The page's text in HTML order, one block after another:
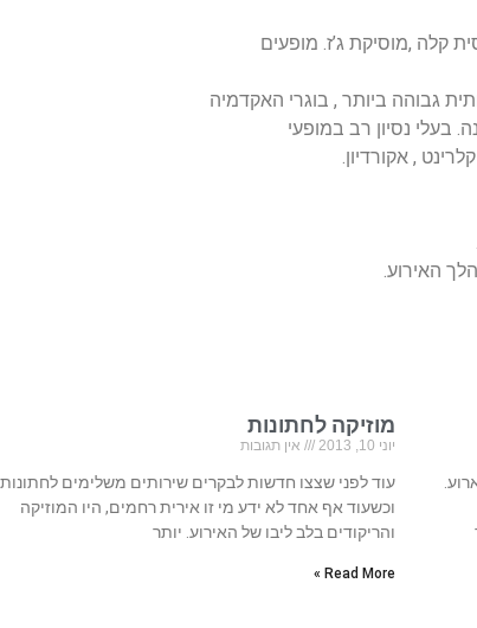
קלה ,מוסיקת ג’ז. מופעים
גבוהה ביותר , בוגרי האקדמיה
בעלי נסיון רב במופעי
האירוע.
מוזיקה לחתונות
יוני 10, 2013 אין תגובות
עוד לפני שצצו חדשות לבקרים שירותים משלימים לחתונות
וכשעוד אף אחד לא ידע מי זו אירית רחמים, היו המוזיקה
והריקודים בלב ליבו של האירוע. יותר
Read More »